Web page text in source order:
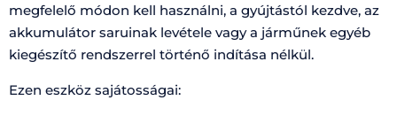
megfelelő módon kell használni, a gyújtástól kezdve, az
akkumulátor saruinak levétele vagy a járműnek egyéb
kiegészítő rendszerrel történő indítása nélkül.
Ezen eszköz sajátosságai: